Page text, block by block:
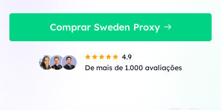
Comprar Sweden Proxy
4.9
De mais de 1.000 avaliações